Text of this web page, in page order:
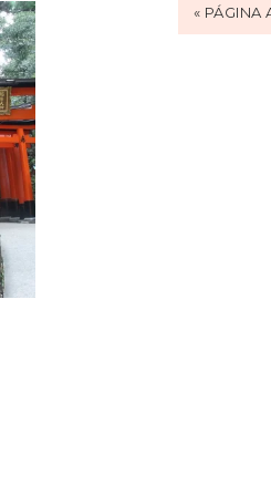
« PÁGINA